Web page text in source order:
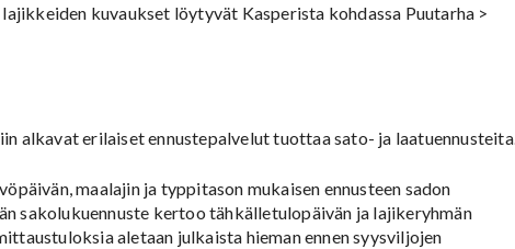
kuvaukset löytyvät Kasperista kohdassa Puutarha >
alkavat erilaiset ennustepalvelut tuottaa sato- ja laatuennusteita.
maalajin ja typpitason mukaisen ennusteen sadon
sakolukuennuste kertoo tähkälletulopäivän ja lajikeryhmän
aletaan julkaista hieman ennen syysviljojen